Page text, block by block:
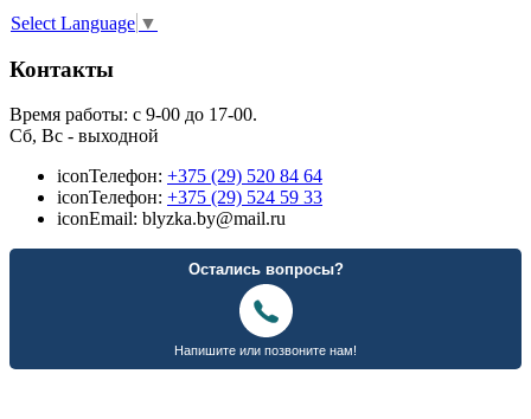
Select Language ▼
Контакты
Время работы: с 9-00 до 17-00.
Сб, Вс - выходной
iconТелефон: +375 (29) 520 84 64
iconТелефон: +375 (29) 524 59 33
iconEmail: blyzka.by@mail.ru